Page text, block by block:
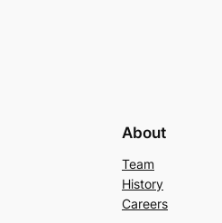
About
Team
History
Careers